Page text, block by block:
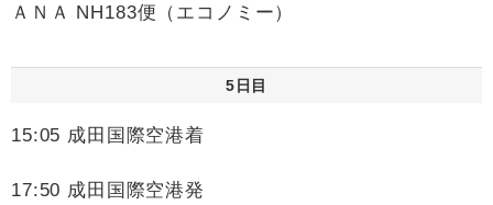
ＡＮＡ NH183便（エコノミー）
5日目
15:05 成田国際空港着
17:50 成田国際空港発